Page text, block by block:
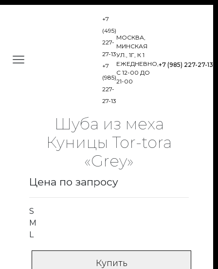
+7
(495)
227-
27-13
+7
(985)
227-
27-13
МОСКВА,
МИНСКАЯ
УЛ., 1Г, К 1
ЕЖЕДНЕВНО,
С 12-00 ДО
21-00
+7 (985) 227-27-13
Шуба из меха
Куницы Tor-tora
«Grey»
Цена по запросу
S
M
L
Купить